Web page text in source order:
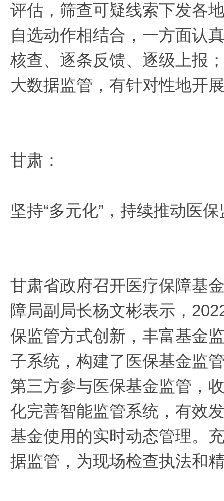
评估，筛查可疑线索下发各
自选动作相结合，一方面认
核查、逐条反馈、逐级上报
大数据监管，有针对性地开
甘肃：
坚持“多元化”，持续推动医
甘肃省政府召开医疗保障基
障局副局长杨文彬表示，
保监管方式创新，丰富基金
子系统，构建了医保基金监
第三方参与医保基金监管，
化完善智能监管系统，有效
基金使用的实时动态管理。
据监管，为现场检查执法和